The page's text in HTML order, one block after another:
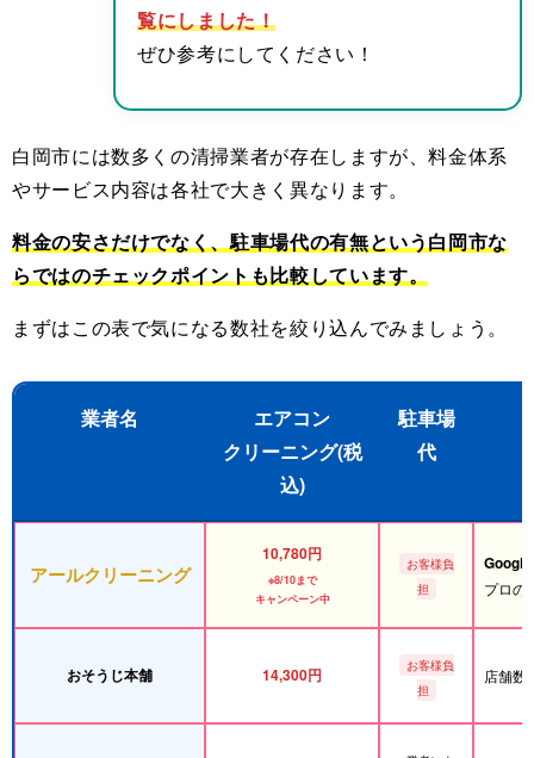
覧にしました！
ぜひ参考にしてください！
白岡市には数多くの清掃業者が存在しますが、料金体系
やサービス内容は各社で大きく異なります。
料金の安さだけでなく、駐車場代の有無という白岡市な
らではのチェックポイントも比較しています。
まずはこの表で気になる数社を絞り込んでみましょう。
業者名
エアコン
クリーニング(税
込)
駐車場
代
アールクリーニング
10,780円
※8/10まで
キャンペーン中
お客様負
担
プロの
おそうじ本舗 14,300円
お客様負
担
店舗数